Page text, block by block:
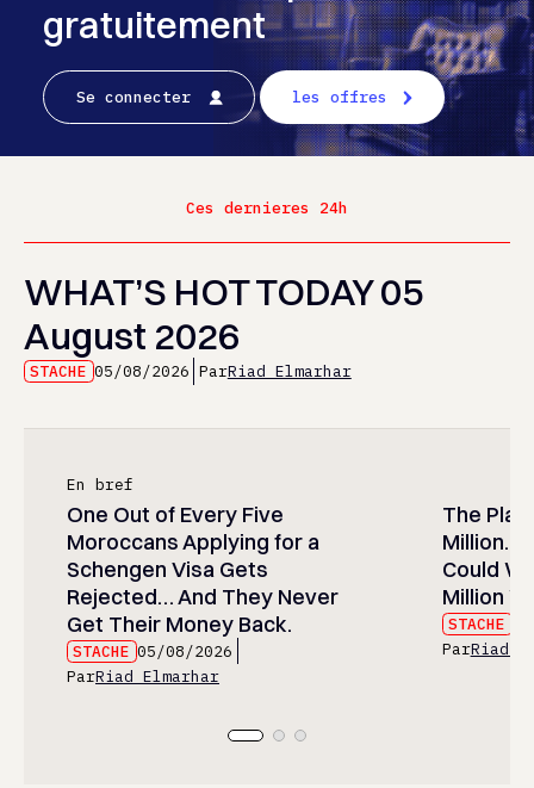
gratuitement
Se connecter les offres
Ces dernieres 24h
WHAT’S HOT TODAY 05
August 2026
STACHE 05/08/2026 ParRiad Elmarhar
En bref
One Out of Every Five
Moroccans Applying for a
Schengen Visa Gets
Rejected… And They Never
Get Their Money Back.
STACHE 05/08/2026
ParRiad Elmarhar
The
Million…
Could
Million
STACHE
ParRiad